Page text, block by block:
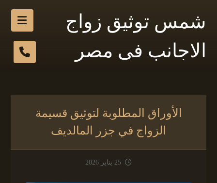
شمس توثيق زواج
الاجانب فى مصر
الأوراق المطلوبة لتوثيق قسيمة
الزواج في جزر المالديف
25 يناير 2026